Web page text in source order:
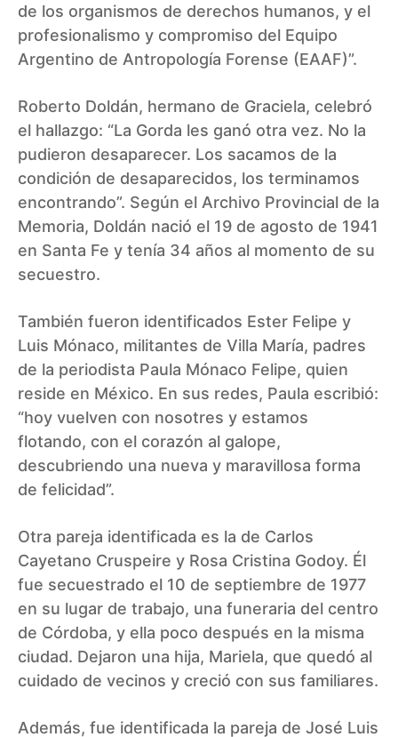
de los organismos de derechos humanos, y el
profesionalismo y compromiso del Equipo
Argentino de Antropología Forense (EAAF)”.
Roberto Doldán, hermano de Graciela, celebró
el hallazgo: “La Gorda les ganó otra vez. No la
pudieron desaparecer. Los sacamos de la
condición de desaparecidos, los terminamos
encontrando”. Según el Archivo Provincial de la
Memoria, Doldán nació el 19 de agosto de 1941
en Santa Fe y tenía 34 años al momento de su
secuestro.
También fueron identificados Ester Felipe y
Luis Mónaco, militantes de Villa María, padres
de la periodista Paula Mónaco Felipe, quien
reside en México. En sus redes, Paula escribió:
“hoy vuelven con nosotres y estamos
flotando, con el corazón al galope,
descubriendo una nueva y maravillosa forma
de felicidad”.
Otra pareja identificada es la de Carlos
Cayetano Cruspeire y Rosa Cristina Godoy. Él
fue secuestrado el 10 de septiembre de 1977
en su lugar de trabajo, una funeraria del centro
de Córdoba, y ella poco después en la misma
ciudad. Dejaron una hija, Mariela, que quedó al
cuidado de vecinos y creció con sus familiares.
Además, fue identificada la pareja de José Luis